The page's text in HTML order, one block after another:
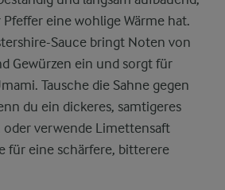
eine wohlige Wärme hat.
Sauce bringt Noten von
Gewürzen ein und sorgt für
Tausche die Sahne gegen
du ein dickeres, samtigeres
oder verwende Limettensaft
für eine schärfere, bitterere